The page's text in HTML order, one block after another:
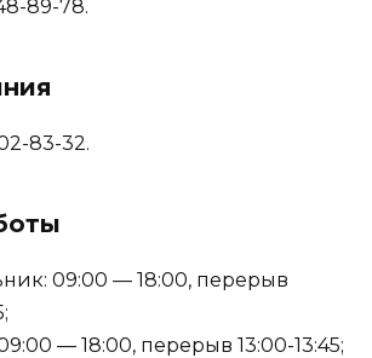
89-78.
83-32.
09:00 — 18:00, перерыв
— 18:00, перерыв 13:00-13:45;